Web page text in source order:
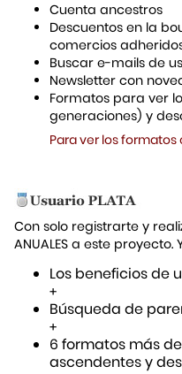
Cuenta ancestros
Descuentos en la
comercios
Buscar e-mails de
Newsletter con
Formatos para ver
generaciones) y
Para ver los
Con solo registrarte y
ANUALES a este
Los beneficios de
+
Búsqueda de
+
6 formatos más
ascendentes y